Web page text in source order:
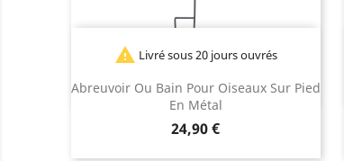
Abreuvoir Ou Bain Pour Oiseaux Sur Pied
En Métal
Prix
24,90 €
 Livré sous 20 jours ouvrés